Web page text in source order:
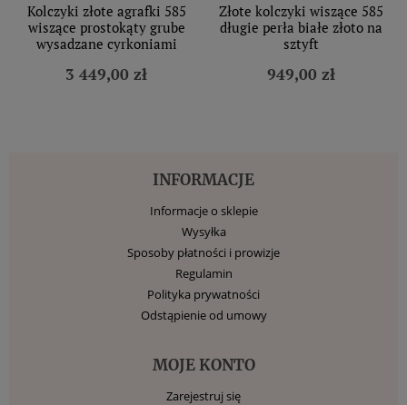
Kolczyki złote agrafki 585
wiszące prostokąty grube
wysadzane cyrkoniami
3 449,00 zł
Złote kolczyki wiszące 585
długie perła białe złoto na
sztyft
949,00 zł
INFORMACJE
Informacje o sklepie
Wysyłka
Sposoby płatności i prowizje
Regulamin
Polityka prywatności
Odstąpienie od umowy
MOJE KONTO
Zarejestruj się